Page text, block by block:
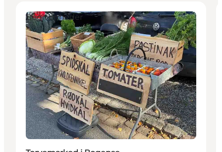
Begivenheder